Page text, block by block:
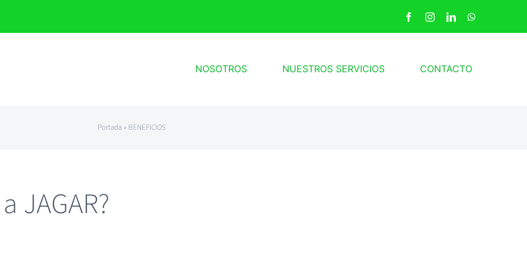
NOSOTROS NUESTROS SERVICIOS CONTACTO
Portada » BENEFICIOS
JAGAR?